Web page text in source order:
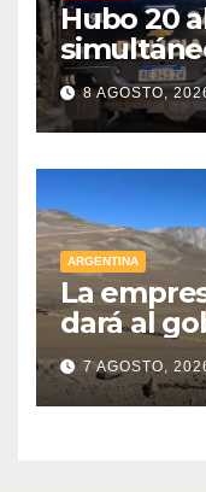
Hubo 20
frontera
Godoy
8 AGOSTO,
ARGENTINA
La
dará al
U$D 250
aporte
7 AGOSTO,